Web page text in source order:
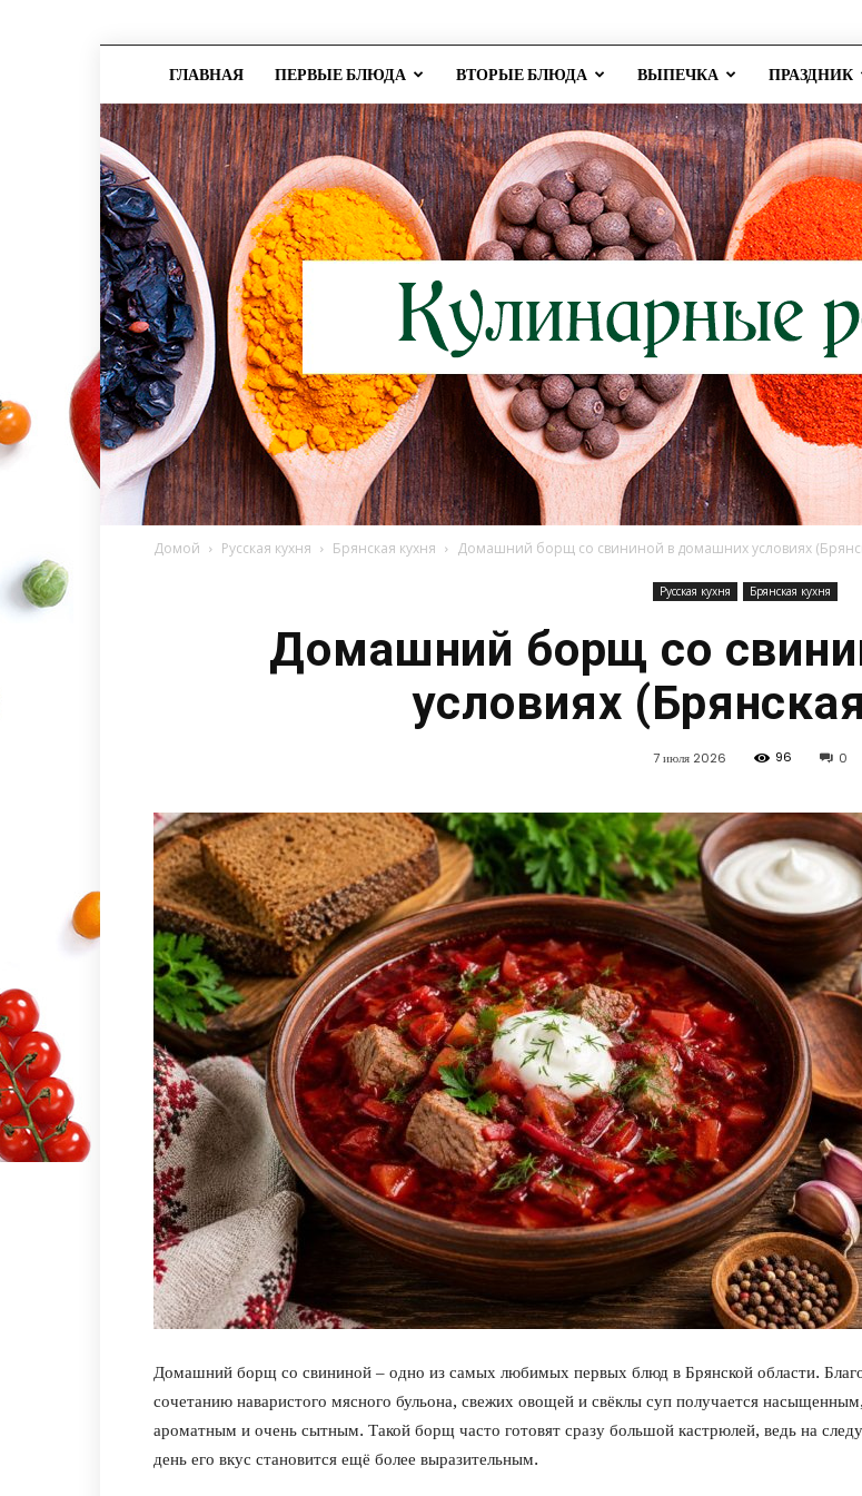
ГЛАВНАЯ ПЕРВЫЕ БЛЮДА ВТОРЫЕ БЛЮДА ВЫПЕЧКА ПРАЗДНИК
вкусные
блюда
+
Домой Русская кухня Брянская кухня Домашний борщ со свининой в домашних условиях
Русская кухня Брянская кухня
Домашний борщ со
условиях
7 июля 2026 96 0
Домашний борщ со свининой – одно из самых любимых первых блюд в Брянской области.
сочетанию наваристого мясного бульона, свежих овощей и свёклы суп получается насыщенным,
ароматным и очень сытным. Такой борщ часто готовят сразу большой кастрюлей, ведь на
день его вкус становится ещё более выразительным.